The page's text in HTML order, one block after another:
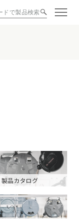
製品カタログ